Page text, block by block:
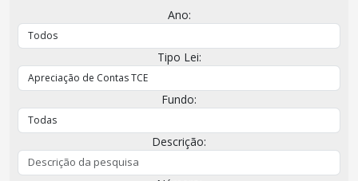
Ano:
Tipo Lei:
Fundo:
Descrição: